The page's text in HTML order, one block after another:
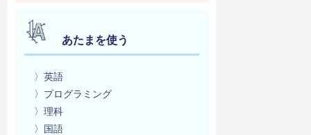
あたまを使う
〉英語
〉プログラミング
〉理科
〉国語